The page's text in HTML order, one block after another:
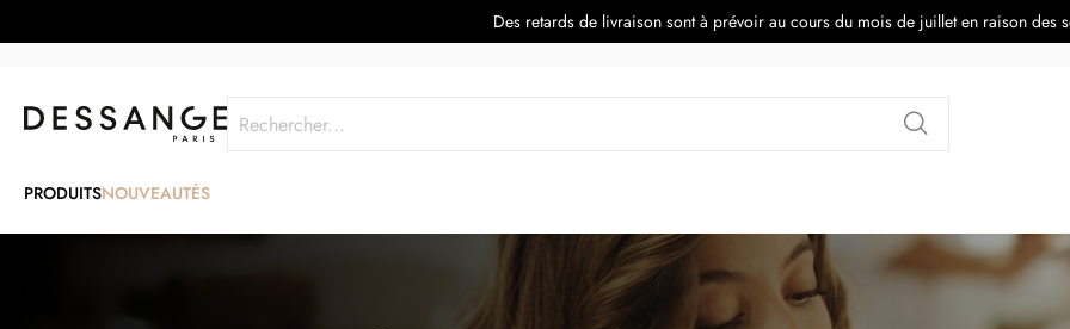
Des retards de livraison sont à prévoir au cours du mois de juillet en raison des
Rechercher
PRODUITSNOUVEAUTÉS